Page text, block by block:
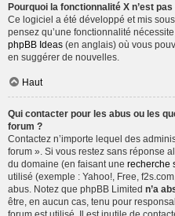
Pourquoi la fonctionnalité X n’est
Ce logiciel a été développé et mis
pensez qu’une fonctionnalité
phpBB Ideas (en anglais) où vous
en suggérer de nouvelles.
Haut
Qui contacter pour les abus ou les
forum ?
Contactez n’importe lequel des
forum ». Si vous restez sans réponse
du domaine (en faisant une recherche
utilisé (exemple : Yahoo!, Free,
abus. Notez que phpBB Limited n’a
être, en aucun cas, tenu pour